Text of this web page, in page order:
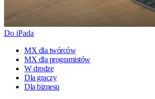
Do iPada
MX dla twórców
MX dla programistów
W drodze
Dla graczy
Dla biznesu